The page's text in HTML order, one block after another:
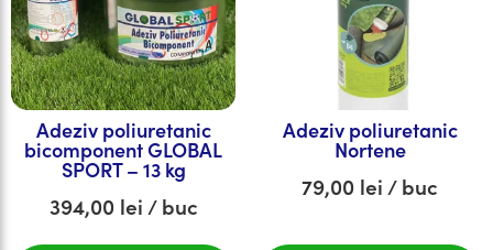
Adeziv poliuretanic
bicomponent GLOBAL
SPORT – 13 kg
394,00 lei / buc
Adeziv poliuretanic
Nortene
79,00 lei / buc